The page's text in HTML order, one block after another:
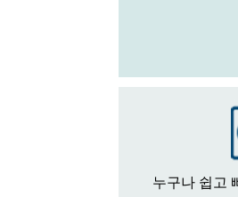
누구나 쉽고